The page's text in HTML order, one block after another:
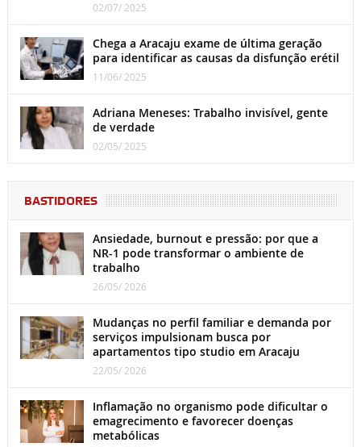
02/07/ 2025
Chega a Aracaju exame de última geração
para identificar as causas da disfunção erétil
11/06/ 2025
Adriana Meneses: Trabalho invisível, gente
de verdade
02/05/ 2025
BASTIDORES
Ansiedade, burnout e pressão: por que a
NR-1 pode transformar o ambiente de
trabalho
26/05/ 2026
Mudanças no perfil familiar e demanda por
serviços impulsionam busca por
apartamentos tipo studio em Aracaju
22/05/ 2026
Inflamação no organismo pode dificultar o
emagrecimento e favorecer doenças
metabólicas